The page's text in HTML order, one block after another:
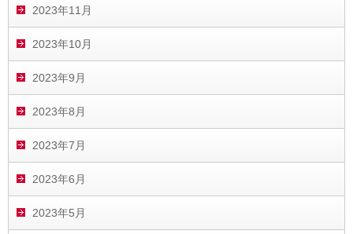
2023年11月
2023年10月
2023年9月
2023年8月
2023年7月
2023年6月
2023年5月